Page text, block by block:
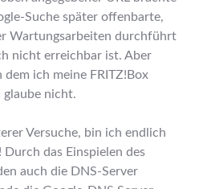
Suche später offenbarte,
Wartungsarbeiten durchführt
nicht erreichbar ist. Aber
ich meine FRITZ!Box
glaube nicht.
Versuche, bin ich endlich
Durch das Einspielen des
auch die DNS-Server